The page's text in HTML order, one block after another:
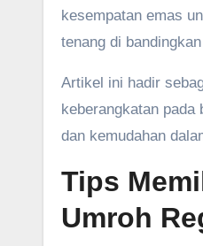
kesempatan emas
tenang di
Artikel ini hadir
keberangkatan pada
dan kemudahan
Tips
Umroh